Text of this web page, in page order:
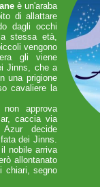
è un'araba
di allattare
dagli occhi
stessa età,
vengono
gli viene
Jinns, che a
una prigione
cavaliere la
approva
caccia via
decide
dei Jinns.
nobile arriva
allontanato
chiari, segno